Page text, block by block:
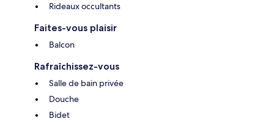
Rideaux occultants
Faites-vous plaisir
Balcon
Rafraîchissez-vous
Salle de bain privée
Douche
Bidet